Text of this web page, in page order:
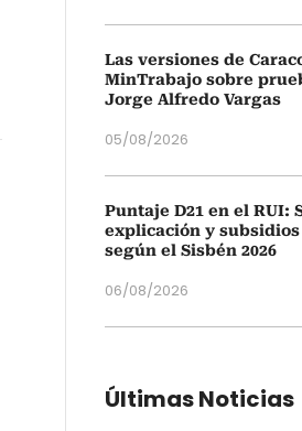
Las versiones de
MinTrabajo sobre
Jorge Alfredo Vargas
05/08/2026
Puntaje D21 en el RUI:
explicación y
según el Sisbén 2026
06/08/2026
Últimas Noticias